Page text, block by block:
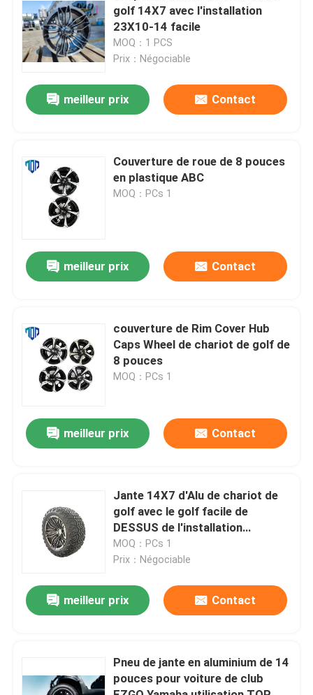
Produits
Au sujet de nous
Visite d'usine
Contact USA
Nouvelles
Miroirs de côté de chariot de golf
Tableau de bord de chariot de golf
golf 14X7 avec l'installation
23X10-14 facile
MOQ：1 PCS
Prix：Négociable
meilleur prix Contact
Couverture de roue de 8 pouces
en plastique ABC
MOQ：PCs 1
meilleur prix Contact
couverture de Rim Cover Hub
Caps Wheel de chariot de golf de
8 pouces
MOQ：PCs 1
meilleur prix Contact
Jante 14X7 d'Alu de chariot de
golf avec le golf facile de
DESSUS de l'installation
23X10.5-14
MOQ：PCs 1
Prix：Négociable
meilleur prix Contact
Pneu de jante en aluminium de 14
pouces pour voiture de club